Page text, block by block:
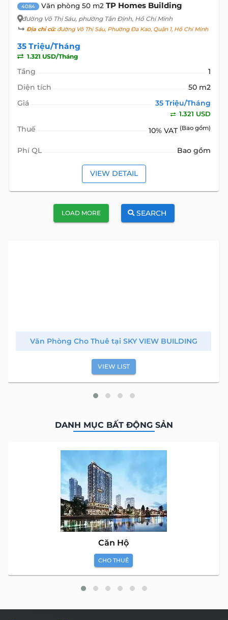
4084 Văn phòng 50 m2 TP Homes Building
đường Võ Thị Sáu, phường Tân Định, Hồ Chí Minh
Địa chỉ cũ:đường Võ Thị Sáu, Phường Đa Kao, Quận 1, Hồ Chí Minh
35 Triệu/Tháng
1.321 USD/Tháng
Tầng
1
Diện tích
50 m2
Giá
35 Triệu/Tháng
1.321 USD
Thuế 10% VAT (Bao gồm)
Phí QL Bao gồm
VIEW DETAIL
LOAD MORE SEARCH
Văn Phòng Cho Thuê tại SKY VIEW BUILDING
VIEW LIST
DANH MỤC BẤT ĐỘNG SẢN
Căn Hộ
CHO THUÊ